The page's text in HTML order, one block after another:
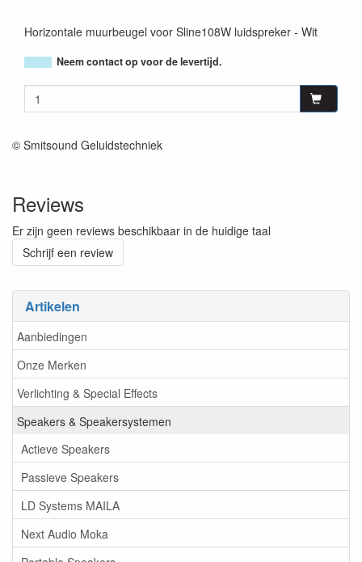
Artikelen
Aanbiedingen
Onze Merken
Verlichting & Special Effects
Speakers & Speakersystemen
Actieve Speakers
Passieve Speakers
LD Systems MAILA
Next Audio Moka
Horizontale muurbeugel voor Sline108W luidspreker - Wit
Neem contact op voor de levertijd.
© Smitsound Geluidstechniek
Reviews
Er zijn geen reviews beschikbaar in de huidige taal
Schrijf een review